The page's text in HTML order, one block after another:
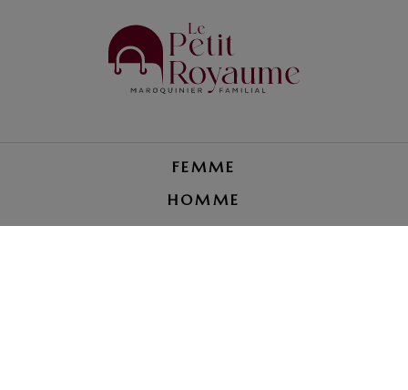
FEMME
HOMME